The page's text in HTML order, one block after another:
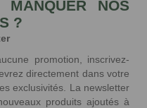
NOS
?
promotion, inscrivez-
directement dans votre
exclusivités. La newsletter
produits ajoutés à